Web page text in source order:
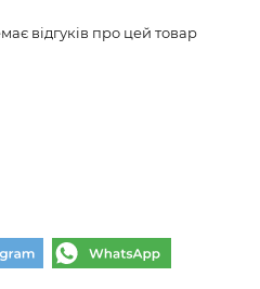
відгуків про цей товар